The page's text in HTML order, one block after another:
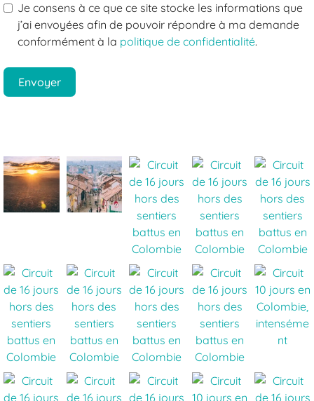
Je consens à ce que ce site stocke les informations que
j’ai envoyées afin de pouvoir répondre à ma demande
conformément à la politique de confidentialité.
Envoyer